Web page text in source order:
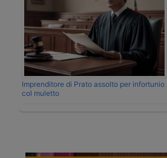
Imprenditore di Prato assolto per infortunio
col muletto